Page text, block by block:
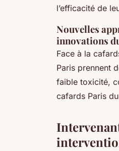
l’efficacité de
Nouvelles
innovations
Face à la
Paris prennent
faible toxicité,
cafards Paris